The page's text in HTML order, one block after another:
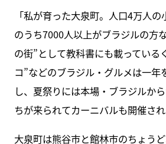
「私が育った大泉町。人口4万人
のうち7000人以上がブラジルの方
の街”として教科書にも載っている
コ”などのブラジル・グルメは一年
し、夏祭りには本場・ブラジルか
ちが来られてカーニバルも開催され
大泉町は熊谷市と館林市のちょう